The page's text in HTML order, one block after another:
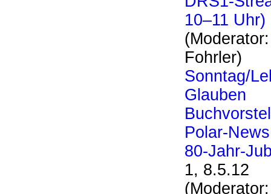
10–11 Uhr)
Fohrler)
Sonntag/
Glauben
Polar-News
80-Jahr-
1, 8.5.12